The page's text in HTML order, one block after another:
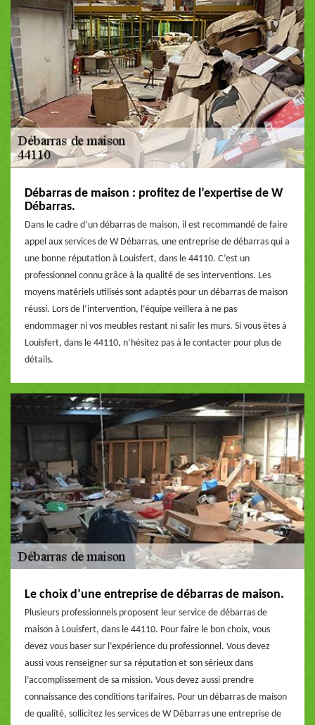
Débarras de maison : profitez de l’expertise de W
Débarras.
Dans le cadre d’un débarras de maison, il est recommandé de faire
appel aux services de W Débarras, une entreprise de débarras qui a
une bonne réputation à Louisfert, dans le 44110. C’est un
professionnel connu grâce à la qualité de ses interventions. Les
moyens matériels utilisés sont adaptés pour un débarras de maison
réussi. Lors de l’intervention, l’équipe veillera à ne pas
endommager ni vos meubles restant ni salir les murs. Si vous êtes à
Louisfert, dans le 44110, n’hésitez pas à le contacter pour plus de
détails.
Le choix d’une entreprise de débarras de maison.
Plusieurs professionnels proposent leur service de débarras de
maison à Louisfert, dans le 44110. Pour faire le bon choix, vous
devez vous baser sur l’expérience du professionnel. Vous devez
aussi vous renseigner sur sa réputation et son sérieux dans
l’accomplissement de sa mission. Vous devez aussi prendre
connaissance des conditions tarifaires. Pour un débarras de maison
de qualité, sollicitez les services de W Débarras une entreprise de